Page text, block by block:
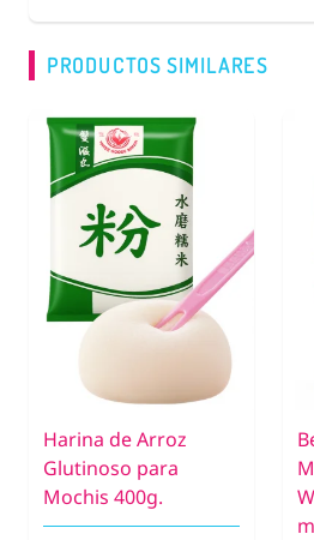
PRODUCTOS SIMILARES
Harina de Arroz
Glutinoso para
Mochis 400g.